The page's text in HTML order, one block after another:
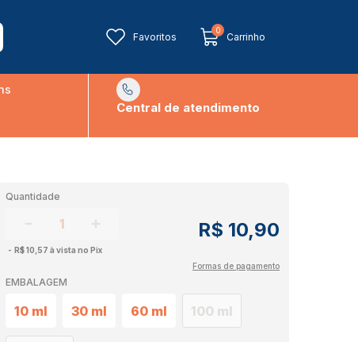
Favoritos
0
Carrinho
Central de atendimento
Quantidade
R$ 10,90
R$ 10,57 à vista no Pix
Formas de pagamento
EMBALAGEM
10 ml 30 ml 60 ml 100 ml